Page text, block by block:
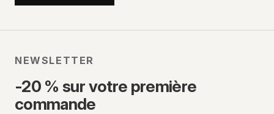
NEWSLETTER
-20 % sur votre première
commande